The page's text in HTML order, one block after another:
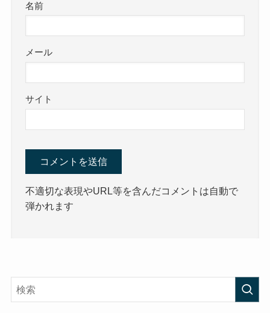
名前
メール
サイト
不適切な表現やURL等を含んだコメントは自動で
弾かれます